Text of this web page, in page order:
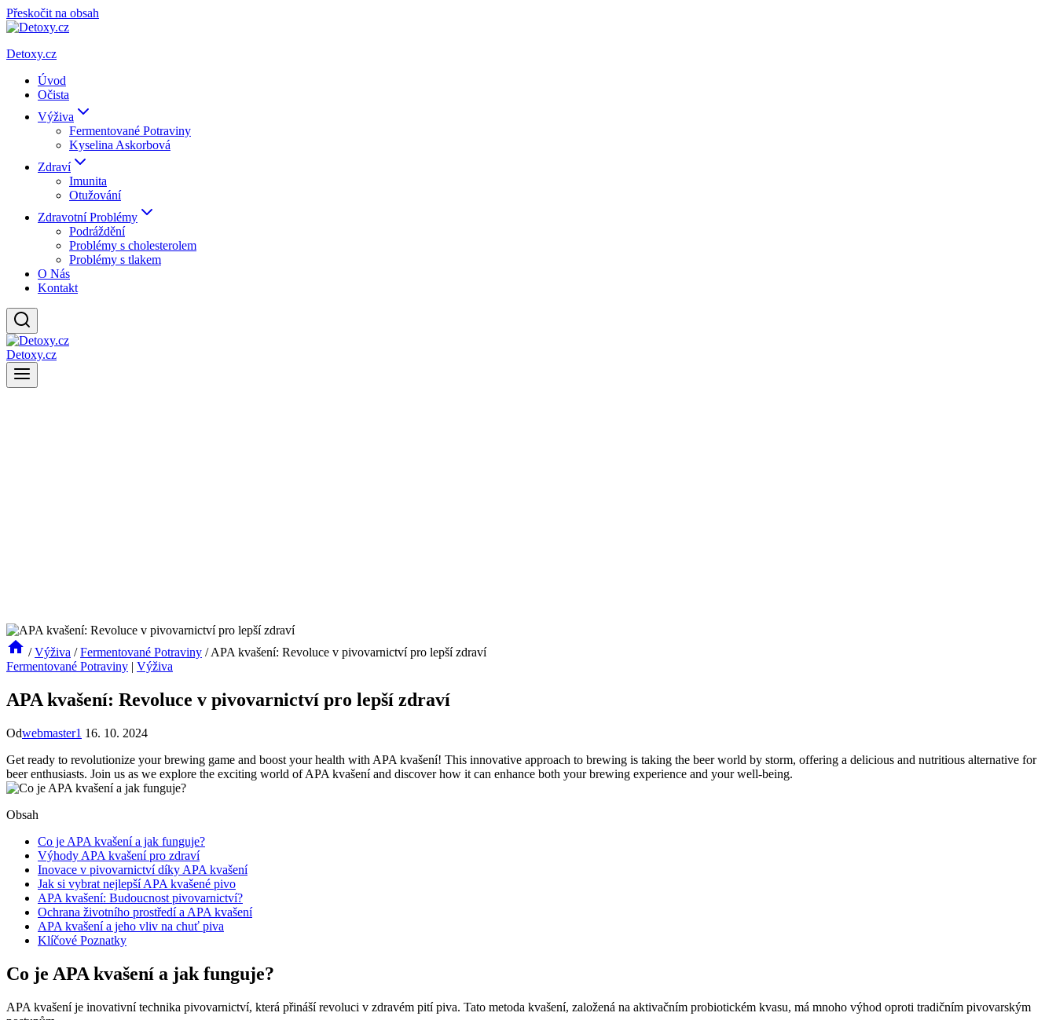
Přeskočit na obsah
Detoxy.cz
Úvod
Očista
Výživa
Fermentované Potraviny
Kyselina Askorbová
Zdraví
Imunita
Otužování
Zdravotní Problémy
Podráždění
Problémy s cholesterolem
Problémy s tlakem
O Nás
Kontakt
Detoxy.cz
/ Výživa / Fermentované Potraviny / APA kvašení: Revoluce v pivovarnictví pro lepší zdraví
Fermentované Potraviny | Výživa
APA kvašení: Revoluce v pivovarnictví pro lepší zdraví
Odwebmaster1 16. 10. 2024
Get ready to revolutionize your brewing game and boost your health with APA kvašení! This innovative approach to brewing is taking the beer world by storm, offering a delicious and nutritious alternative for
beer enthusiasts. Join us as we explore the exciting world of APA kvašení and discover how it can enhance both your brewing experience and your well-being.
Obsah
Co je APA kvašení a jak funguje?
Výhody APA kvašení pro zdraví
Inovace v pivovarnictví díky APA kvašení
Jak si vybrat nejlepší APA kvašené pivo
APA kvašení: Budoucnost pivovarnictví?
Ochrana životního prostředí a APA kvašení
APA kvašení a jeho vliv na chuť piva
Klíčové Poznatky
Co je APA kvašení a jak funguje?
APA kvašení je inovativní technika pivovarnictví, která přináší revoluci v zdravém pití piva. Tato metoda kvašení, založená na aktivačním probiotickém kvasu, má mnoho výhod oproti tradičním pivovarským